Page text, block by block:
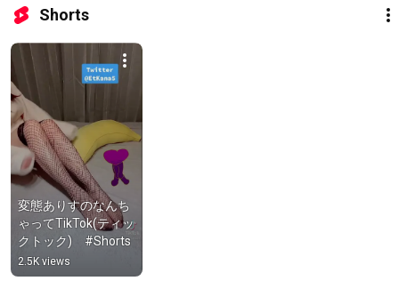
Shorts
変態ありすのなんち
ゃってTikTok(ティッ
クトック)　#Shorts
2.5K views